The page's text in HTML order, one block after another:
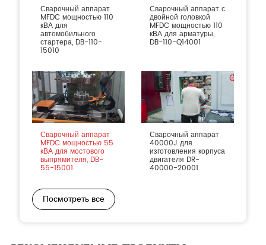
Сварочный аппарат
MFDC мощностью 110
кВА для
автомобильного
стартера, DB-110-
15010
Сварочный аппарат с
двойной головкой
MFDC мощностью 110
кВА для арматуры,
DB-110-Q14001
Сварочный аппарат
MFDC мощностью 55
кВА для мостового
выпрямителя, DB-
55-15001
Сварочный аппарат
40000J для
изготовления корпуса
двигателя DR-
40000-20001
Посмотреть все